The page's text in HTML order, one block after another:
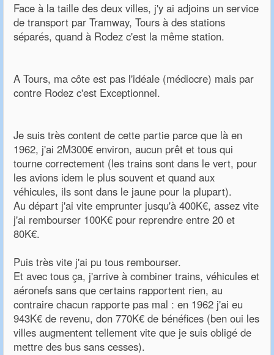
Face à la taille des deux villes, j'y ai adjoins un service
de transport par Tramway, Tours à des stations
séparés, quand à Rodez c'est la même station.
A Tours, ma côte est pas l'idéale (médiocre) mais par
contre Rodez c'est Exceptionnel.
Je suis très content de cette partie parce que là en
1962, j'ai 2M300€ environ, aucun prêt et tous qui
tourne correctement (les trains sont dans le vert, pour
les avions idem le plus souvent et quand aux
véhicules, ils sont dans le jaune pour la plupart).
Au départ j'ai vite emprunter jusqu'à 400K€, assez vite
j'ai rembourser 100K€ pour reprendre entre 20 et
80K€.
Puis très vite j'ai pu tous rembourser.
Et avec tous ça, j'arrive à combiner trains, véhicules et
aéronefs sans que certains rapportent rien, au
contraire chacun rapporte pas mal : en 1962 j'ai eu
943K€ de revenu, don 770K€ de bénéfices (ben oui les
villes augmentent tellement vite que je suis obligé de
mettre des bus sans cesses).